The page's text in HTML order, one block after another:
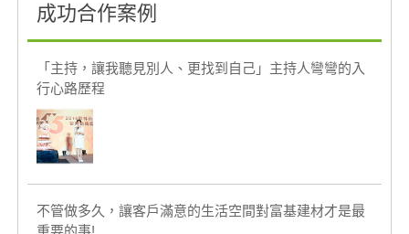
成功合作案例
「主持，讓我聽見別人、更找到自己」主持人彎彎的入
行心路歷程
不管做多久，讓客戶滿意的生活空間對富基建材才是最
重要的事!